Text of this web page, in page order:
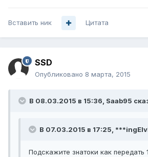
Вставить ник Цитата
SSD
Опубликовано 8 марта, 2015
В 08.03.2015 в 15:36, Saab95
В 07.03.2015 в 17:25,
Подскажите знатоки как передать